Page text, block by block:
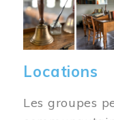
Locations
Les groupes